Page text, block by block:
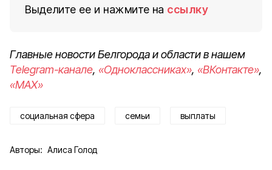
Выделите ее и нажмите на ссылку
Главные новости Белгорода и области в нашем
Telegram-канале, «Одноклассниках», «ВКонтакте»,
«MAX»
социальная сфера семьи выплаты
Авторы: Алиса Голод